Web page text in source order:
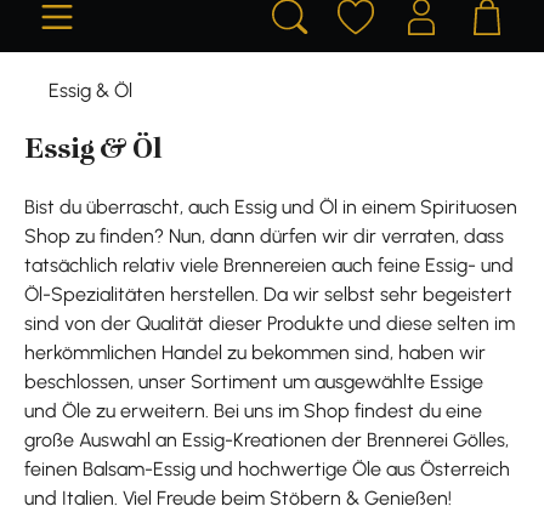
Essig & Öl
Essig & Öl
Bist du überrascht, auch Essig und Öl in einem Spirituosen
Shop zu finden? Nun, dann dürfen wir dir verraten, dass
tatsächlich relativ viele Brennereien auch feine Essig- und
Öl-Spezialitäten herstellen. Da wir selbst sehr begeistert
sind von der Qualität dieser Produkte und diese selten im
herkömmlichen Handel zu bekommen sind, haben wir
beschlossen, unser Sortiment um ausgewählte Essige
und Öle zu erweitern. Bei uns im Shop findest du eine
große Auswahl an Essig-Kreationen der Brennerei Gölles,
feinen Balsam-Essig und hochwertige Öle aus Österreich
und Italien. Viel Freude beim Stöbern & Genießen!